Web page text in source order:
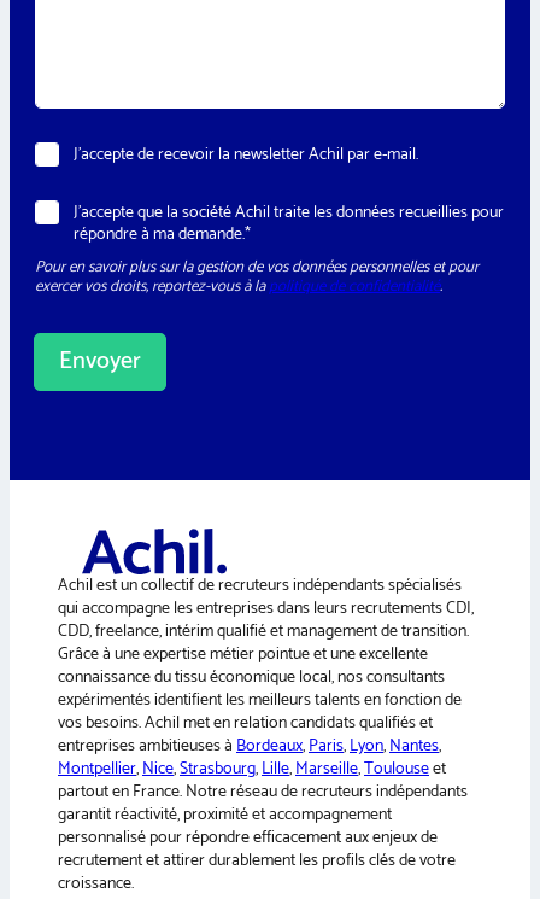
N
e
w
s
e
t
t
r
J’accepte de recevoir la newsletter Achil par e-mail.
C
i
l
i
é
*
T
p
R
G
D
*
J’accepte que la société Achil traite les données recueillies pour
répondre à ma demande.*
Pour en savoir plus sur la gestion de vos données personnelles et pour
exercer vos droits, reportez-vous à lapolitique de confidentialité.
Envoyer
e
Achil est un collectif de recruteurs indépendants spécialisés
qui accompagne les entreprises dans leurs recrutements CDI,
CDD, freelance, intérim qualifié et management de transition.
Grâce à une expertise métier pointue et une excellente
connaissance du tissu économique local, nos consultants
expérimentés identifient les meilleurs talents en fonction de
vos besoins. Achil met en relation candidats qualifiés et
entreprises ambitieuses àBordeaux,Paris,Lyon,Nantes,
Montpellier,Nice,Strasbourg,Lille,Marseille,Toulouseet
partout en France. Notre réseau de recruteurs indépendants
garantit réactivité, proximité et accompagnement
personnalisé pour répondre efficacement aux enjeux de
recrutement et attirer durablement les profils clés de votre
croissance.